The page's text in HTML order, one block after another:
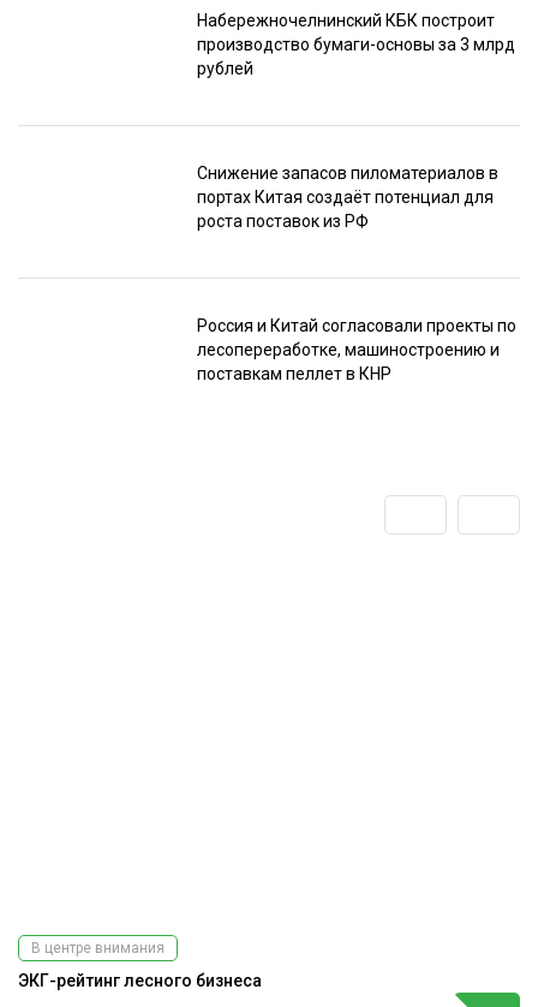
Набережночелнинский КБК построит
производство бумаги-основы за 3 млрд
рублей
Снижение запасов пиломатериалов в
портах Китая создаёт потенциал для
роста поставок из РФ
Россия и Китай согласовали проекты по
лесопереработке, машиностроению и
поставкам пеллет в КНР
В центре внимания
ЭКГ-рейтинг лесного бизнеса